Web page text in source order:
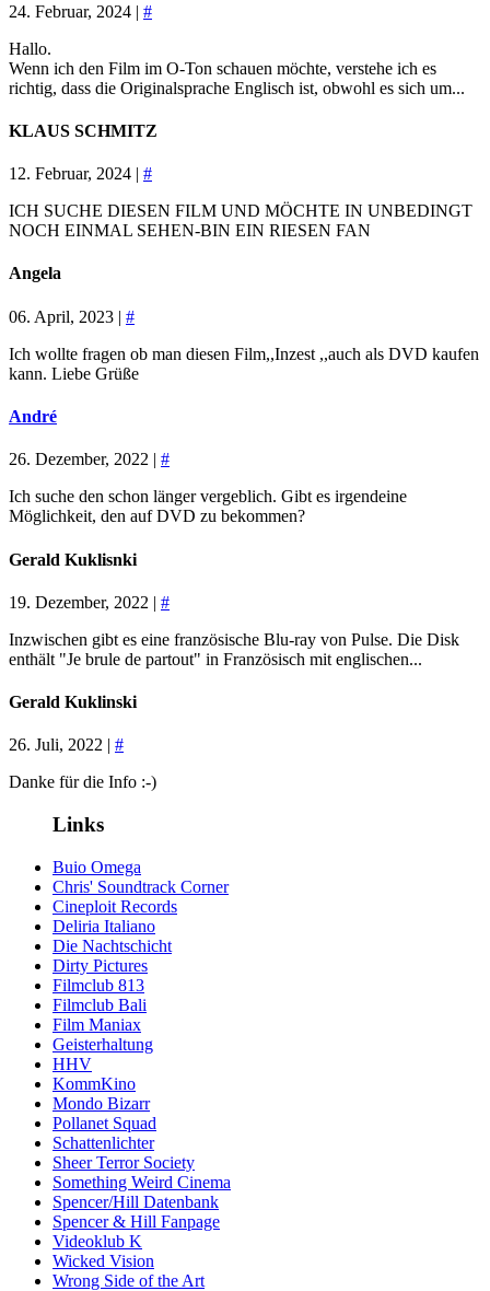
24. Februar, 2024 | #
Hallo.
Wenn ich den Film im O-Ton schauen möchte, verstehe ich es
richtig, dass die Originalsprache Englisch ist, obwohl es sich um...
KLAUS SCHMITZ
12. Februar, 2024 | #
ICH SUCHE DIESEN FILM UND MÖCHTE IN UNBEDINGT
NOCH EINMAL SEHEN-BIN EIN RIESEN FAN
Angela
06. April, 2023 | #
Ich wollte fragen ob man diesen Film,,Inzest ,,auch als DVD kaufen
kann. Liebe Grüße
André
26. Dezember, 2022 | #
Ich suche den schon länger vergeblich. Gibt es irgendeine
Möglichkeit, den auf DVD zu bekommen?
Gerald Kuklisnki
19. Dezember, 2022 | #
Inzwischen gibt es eine französische Blu-ray von Pulse. Die Disk
enthält "Je brule de partout" in Französisch mit englischen...
Gerald Kuklinski
26. Juli, 2022 | #
Danke für die Info :-)
Links
Buio Omega
Chris' Soundtrack Corner
Cineploit Records
Deliria Italiano
Die Nachtschicht
Dirty Pictures
Filmclub 813
Filmclub Bali
Film Maniax
Geisterhaltung
HHV
KommKino
Mondo Bizarr
Pollanet Squad
Schattenlichter
Sheer Terror Society
Something Weird Cinema
Spencer/Hill Datenbank
Spencer & Hill Fanpage
Videoklub K
Wicked Vision
Wrong Side of the Art